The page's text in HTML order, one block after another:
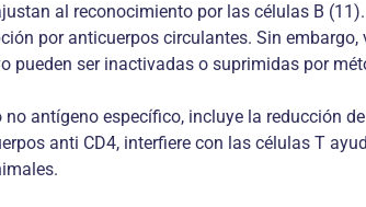
al reconocimiento por las células B
por anticuerpos circulantes. Sin
pueden ser inactivadas o suprimidas por
no antígeno específico, incluye la reducción
anti CD4, interfiere con las células T